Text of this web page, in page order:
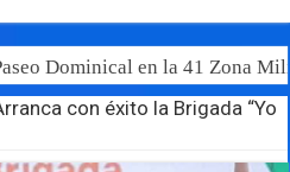
Dominical en la 41 Zona
con éxito la Brigada “Yo